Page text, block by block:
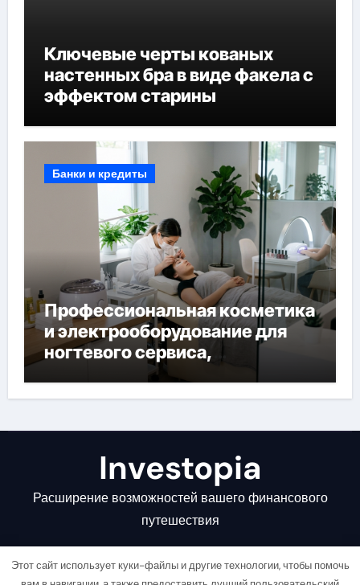
Ключевые черты кованых
настенных бра в виде факела с
эффектом старины
Банки и кредиты
Профессиональная косметика
и электрооборудование для
ногтевого сервиса,
наращивания ресниц и
депиляции
Investopia
Расширение возможностей вашего финансового
путешествия
Этот сайт использует куки-файлы и другие технологии, чтобы помочь